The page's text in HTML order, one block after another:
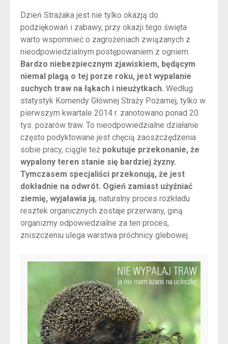
Dzień Strażaka jest nie tylko okazją do
podziękowań i zabawy, przy okazji tego święta
warto wspomnieć o zagrożeniach związanych z
nieodpowiedzialnym postępowaniem z ogniem.
Bardzo niebezpiecznym zjawiskiem, będącym
niemal plagą o tej porze roku, jest wypalanie
suchych traw na łąkach i nieużytkach. Według
statystyk Komendy Głównej Straży Pożarnej, tylko w
pierwszym kwartale 2014 r. zanotowano ponad 20
tys. pożarów traw. To nieodpowiedzialne działanie
często podyktowane jest chęcią zaoszczędzenia
sobie pracy, ciągle też pokutuje przekonanie, że
wypalony teren stanie się bardziej żyzny.
Tymczasem specjaliści przekonują, że jest
dokładnie na odwrót. Ogień zamiast użyźniać
ziemię, wyjaławia ją, naturalny proces rozkładu
resztek organicznych zostaje przerwany, giną
organizmy odpowiedzialne za ten proces,
zniszczeniu ulega warstwa próchnicy glebowej.